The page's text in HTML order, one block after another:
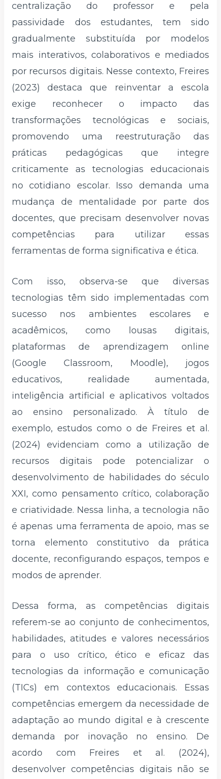
centralização do professor e pela
passividade dos estudantes, tem sido
gradualmente substituída por modelos
mais interativos, colaborativos e mediados
por recursos digitais. Nesse contexto, Freires
(2023) destaca que reinventar a escola
exige reconhecer o impacto das
transformações tecnológicas e sociais,
promovendo uma reestruturação das
práticas pedagógicas que integre
criticamente as tecnologias educacionais
no cotidiano escolar. Isso demanda uma
mudança de mentalidade por parte dos
docentes, que precisam desenvolver novas
competências para utilizar essas
ferramentas de forma significativa e ética.
Com isso, observa-se que diversas
tecnologias têm sido implementadas com
sucesso nos ambientes escolares e
acadêmicos, como lousas digitais,
plataformas de aprendizagem online
(Google Classroom, Moodle), jogos
educativos, realidade aumentada,
inteligência artificial e aplicativos voltados
ao ensino personalizado. À título de
exemplo, estudos como o de Freires et al.
(2024) evidenciam como a utilização de
recursos digitais pode potencializar o
desenvolvimento de habilidades do século
XXI, como pensamento crítico, colaboração
e criatividade. Nessa linha, a tecnologia não
é apenas uma ferramenta de apoio, mas se
torna elemento constitutivo da prática
docente, reconfigurando espaços, tempos e
modos de aprender.
Dessa forma, as competências digitais
referem-se ao conjunto de conhecimentos,
habilidades, atitudes e valores necessários
para o uso crítico, ético e eficaz das
tecnologias da informação e comunicação
(TICs) em contextos educacionais. Essas
competências emergem da necessidade de
adaptação ao mundo digital e à crescente
demanda por inovação no ensino. De
acordo com Freires et al. (2024),
desenvolver competências digitais não se